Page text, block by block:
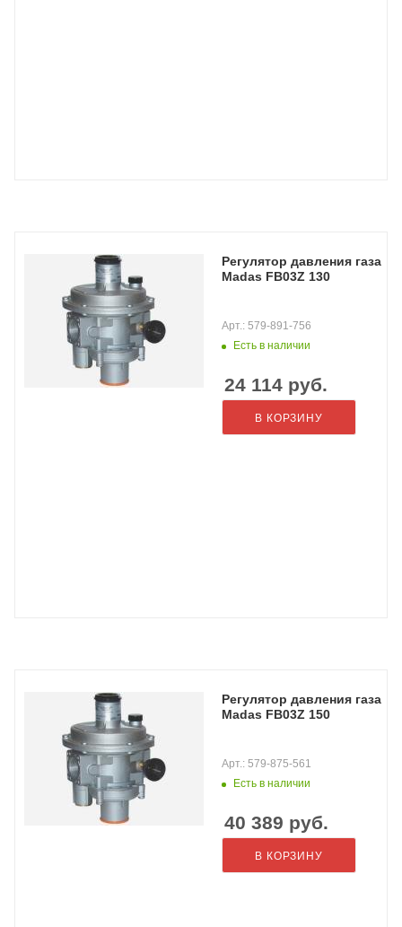
Регулятор давления газа
Madas FB03Z 130
Есть в наличии
Арт.: 579-891-756
24 114 руб.
В КОРЗИНУ
Регулятор давления газа
Madas FB03Z 150
Есть в наличии
Арт.: 579-875-561
40 389 руб.
В КОРЗИНУ